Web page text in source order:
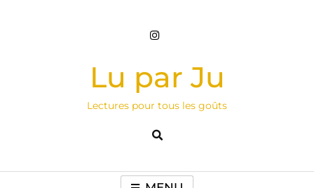
Lu par Ju
Lectures pour tous les goûts